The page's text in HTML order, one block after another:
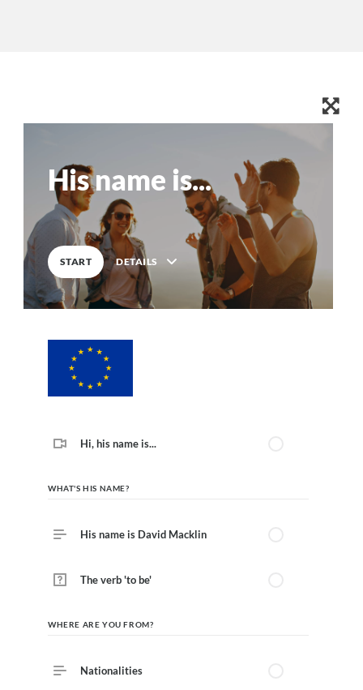
food safety & security
fragility, crisis situations & resilience
gender, inequality & inclusion
law, justice, fundamental and human
rights, & democracy
nutrition, health & wellbeing
knowledge sharing
transport & infrastructure